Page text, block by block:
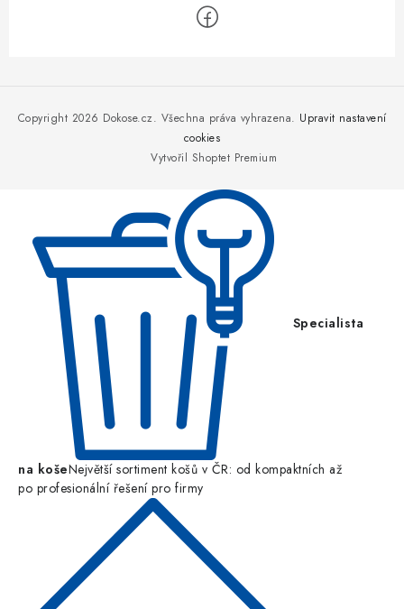
Vytvořil Shoptet Premium
Copyright 2026 Dokose.cz. Všechna práva vyhrazena. Upravit nastavení
cookies
Specialista
na košeNejvětší sortiment košů v ČR: od kompaktních až
po profesionální řešení pro firmy